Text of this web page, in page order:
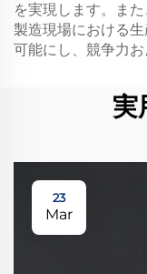
を実現します。ま
製造現場における
可能にし、競争力
実
23
Mar